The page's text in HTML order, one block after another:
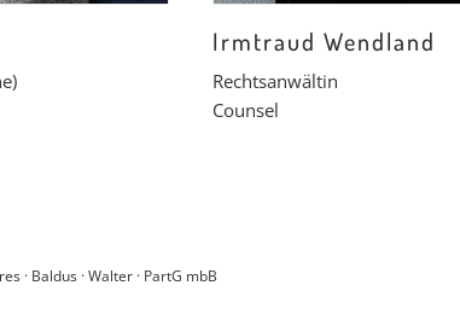
Irmtraud Wendland
Rechtsanwältin
Counsel
· Baldus · Walter · PartG mbB